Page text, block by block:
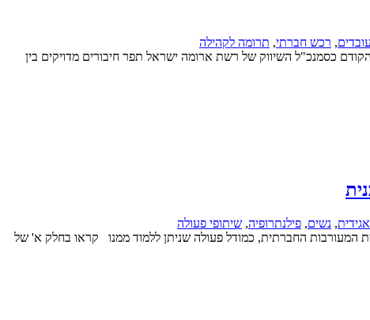
עובדים, רכש חברתי, תרומה לקהילה
כסמנכ"ל השיווק של רשת ארומה ישראל תפר חיבורים מדויקים בין
, נשים, פילנתרופיה, שיתופי פעולה
המעורבות החברתית, כמודל פעולה שניתן ללמוד ממנו קראו בחלק א' של